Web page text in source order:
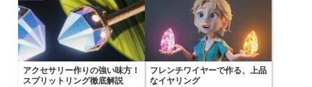
アクセサリー作りの強い味方！
スプリットリング徹底解説
フレンチワイヤーで作る、上品
なイヤリング